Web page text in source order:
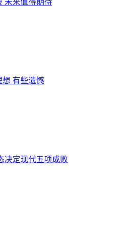
想 有些遗憾
决定现代五项成败